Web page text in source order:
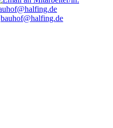
bauhof@halfing.de